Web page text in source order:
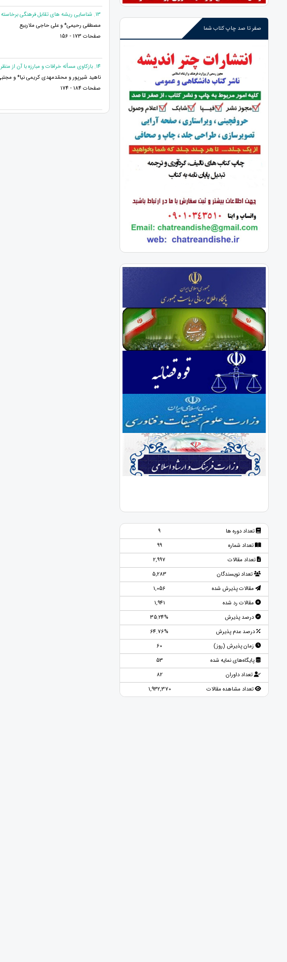
صفر تا صد چاپ کتاب شما
تعداد دوره ها
9
تعداد شماره
99
تعداد مقالات
2,997
تعداد نویسندگان
5,283
مقالات پذیرش شده
1,056
مقالات رد شده
1,941
درصد پذیرش
35.24%
درصد عدم پذیرش
64.76%
زمان پذیرش (روز)
60
پایگاه‌های نمایه شده
53
تعداد داوران
82
تعداد مشاهده مقالات
1,932,370
13. شناسایی ریشه های تقابل فرهنگی برخاسته از انقلاب اسلامی با غرب
مصطفی رحیمی* و علی حاجی ملاربیع
صفحات 173 - 156
14. بازکاوی مسأله خرافات و مبارزه با آن از منظر آیات و روایات
ناهید شیرپور و محمّدمهدی کریمی نیا* و
صفحات 184 - 174